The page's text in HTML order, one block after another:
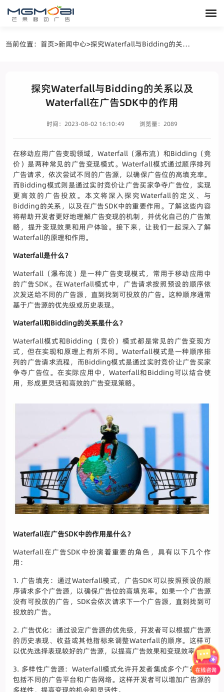
当前位置：首页>新闻中心> 探究Waterfall与Bidding的关系以及Waterfall在广告SDK中的作用
探究Waterfall与Bidding的关系以及
Waterfall在广告SDK中的作用
时间：2023-08-02 16:10:49 浏览量：2089
在移动应用广告变现领域，Waterfall（瀑布流）和Bidding（竞
价）是两种常见的广告变现模式。Waterfall模式通过顺序排列
广告请求，依次尝试不同的广告源，以确保广告位的高填充率。
而Bidding模式则是通过实时竞价让广告买家争夺广告位，实现
更高效的广告投放。本文将深入探究Waterfall的定义、与
Bidding的关系，以及在广告SDK中的重要作用。了解这些内容
将帮助开发者更好地理解广告变现的机制，并优化自己的广告策
略，提升变现效果和用户体验。接下来，让我们一起深入了解
Waterfall的原理和作用。
Waterfall是什么？
Waterfall（瀑布流）是一种广告变现模式，常用于移动应用中
的广告SDK。在Waterfall模式中，广告请求按照预设的顺序依
次发送给不同的广告源，直到找到可投放的广告。这种顺序通常
基于广告源的优先级或历史表现。
Waterfall和Bidding的关系是什么？
Waterfall模式和Bidding（竞价）模式都是常见的广告变现方
式，但在实现和原理上有所不同。Waterfall模式是一种顺序排
列的广告请求流程，而Bidding模式是通过实时竞价让广告买家
争夺广告位。在实际应用中，Waterfall和Bidding可以结合使
用，形成更灵活和高效的广告变现策略。
Waterfall在广告SDK中的作用是什么？
Waterfall在广告SDK中扮演着重要的角色，具有以下几个作
用：
1. 广告填充：通过Waterfall模式，广告SDK可以按照预设的顺
序请求多个广告源，以确保广告位的高填充率。如果一个广告源
没有可投放的广告，SDK会依次请求下一个广告源，直到找到可
投放的广告。
2. 广告优化：通过设定广告源的优先级，开发者可以根据广告源
的历史表现、收益或其他指标来调整Waterfall的顺序。这样可
以优先选择表现较好的广告源，以提高广告效果和变现效率。
3. 多样性广告源：Waterfall模式允许开发者集成多个广告源，
包括不同的广告平台和广告网络。这样开发者可以增加广告源的
多样性，提高变现的机会和灵活性。